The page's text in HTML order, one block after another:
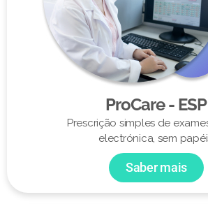
ProCare - ESP
Prescrição simples de
electrónica, sem
Saber mais